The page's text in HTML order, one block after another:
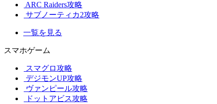
ARC Raiders攻略
サブノーティカ2攻略
一覧を見る
スマホゲーム
スマグロ攻略
デジモンUP攻略
ヴァンピール攻略
ドットアビス攻略